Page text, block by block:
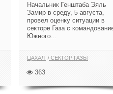
Начальник Генштаба Эяль
Замир в среду, 5 августа,
провел оценку ситуации в
секторе Газа с
Южного...
ЦАХАЛ СЕКТОР ГАЗЫ
363